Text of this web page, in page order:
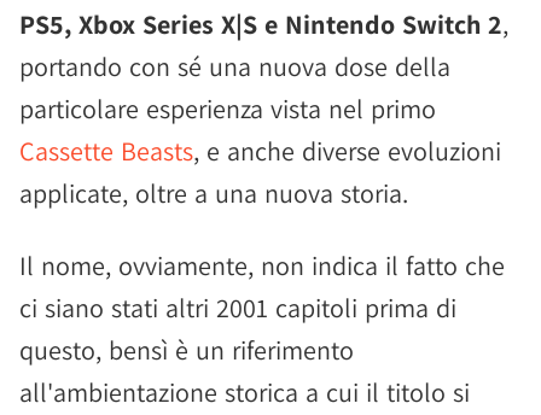
PS5, Xbox Series X|S e Nintendo Switch 2,
portando con sé una nuova dose della
particolare esperienza vista nel primo
Cassette Beasts, e anche diverse evoluzioni
applicate, oltre a una nuova storia.
Il nome, ovviamente, non indica il fatto che
ci siano stati altri 2001 capitoli prima di
questo, bensì è un riferimento
all'ambientazione storica a cui il titolo si